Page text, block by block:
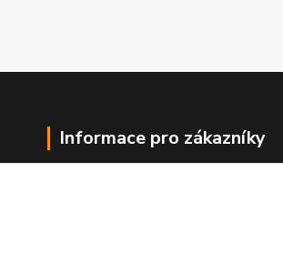
Informace pro zákazníky